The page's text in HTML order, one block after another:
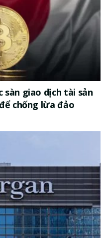
sàn giao dịch tài sản
chống lừa đảo